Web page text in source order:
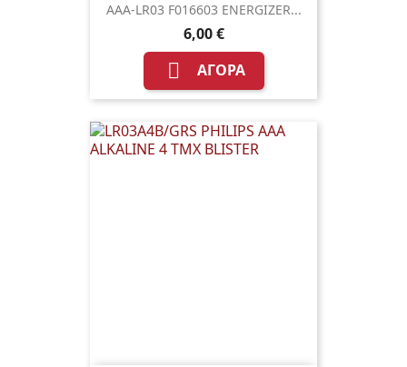
AAA-LR03 F016603 ENERGIZER...
6,00 €
 ΑΓΟΡΆ